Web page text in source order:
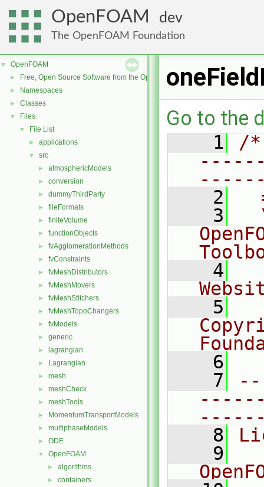
OpenFOAM dev
The OpenFOAM Foundation
▼ OpenFOAM
► Free, Open Source Software from the OpenFOAM Foundation
► Namespaces
► Classes
▼ Files
▼ File List
► applications
▼ src
► atmosphericModels
► conversion
► dummyThirdParty
► fileFormats
► finiteVolume
► functionObjects
► fvAgglomerationMethods
► fvConstraints
► fvMeshDistributors
► fvMeshMovers
► fvMeshStitchers
► fvMeshTopoChangers
► fvModels
► generic
► lagrangian
► Lagrangian
► mesh
► meshCheck
► meshTools
► MomentumTransportModels
► multiphaseModels
► ODE
▼ OpenFOAM
► algorithms
► containers
Go to the
    1
/
    2
    3
    4
    5
    6
    7
    8
    9